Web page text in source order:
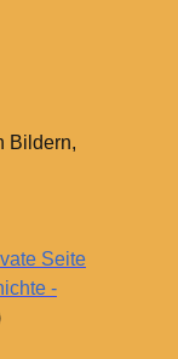
Bildern,
Seite
-